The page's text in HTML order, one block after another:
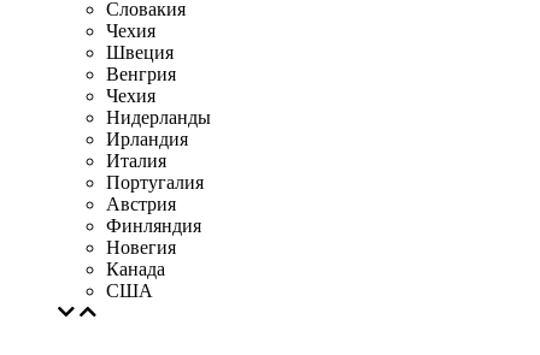
Словакия
Чехия
Швеция
Венгрия
Чехия
Нидерланды
Ирландия
Италия
Португалия
Австрия
Финляндия
Новегия
Канада
США